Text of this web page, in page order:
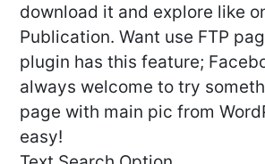
download it and explore like
Publication. Want use FTP
plugin has this feature;
always welcome to try
page with main pic from
easy!